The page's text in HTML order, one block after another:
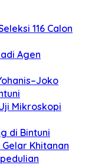
116 Calon
Agen
Mikroskopi
di Bintuni
Gelar Khitanan